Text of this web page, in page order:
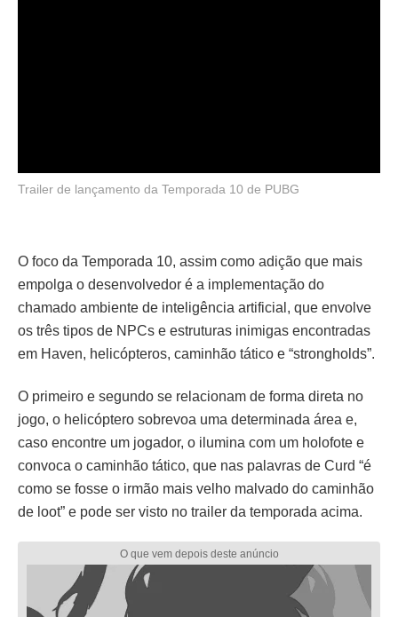
Trailer de lançamento da Temporada 10 de PUBG
O foco da Temporada 10, assim como adição que mais
empolga o desenvolvedor é a implementação do
chamado ambiente de inteligência artificial, que envolve
os três tipos de NPCs e estruturas inimigas encontradas
em Haven, helicópteros, caminhão tático e “strongholds”.
O primeiro e segundo se relacionam de forma direta no
jogo, o helicóptero sobrevoa uma determinada área e,
caso encontre um jogador, o ilumina com um holofote e
convoca o caminhão tático, que nas palavras de Curd “é
como se fosse o irmão mais velho malvado do caminhão
de loot” e pode ser visto no trailer da temporada acima.